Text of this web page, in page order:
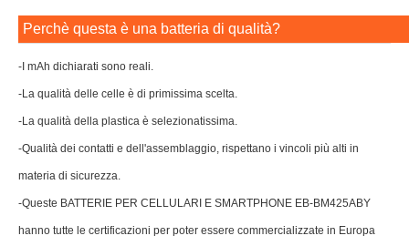
Perchè questa è una batteria di qualità?
-I mAh dichiarati sono reali.
-La qualità delle celle è di primissima scelta.
-La qualità della plastica è selezionatissima.
-Qualità dei contatti e dell'assemblaggio, rispettano i vincoli più alti in
materia di sicurezza.
-Queste BATTERIE PER CELLULARI E SMARTPHONE EB-BM425ABY
hanno tutte le certificazioni per poter essere commercializzate in Europa